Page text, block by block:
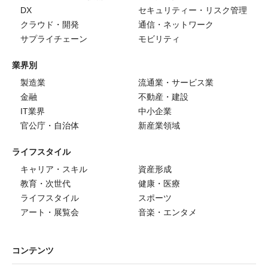
DX
セキュリティー・リスク管理
クラウド・開発
通信・ネットワーク
サプライチェーン
モビリティ
業界別
製造業
流通業・サービス業
金融
不動産・建設
IT業界
中小企業
官公庁・自治体
新産業領域
ライフスタイル
キャリア・スキル
資産形成
教育・次世代
健康・医療
ライフスタイル
スポーツ
アート・展覧会
音楽・エンタメ
コンテンツ